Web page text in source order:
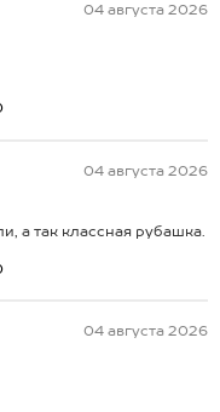
04 августа 2026
04 августа 2026
а так классная рубашка.
04 августа 2026